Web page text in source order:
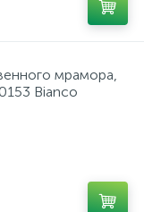
мрамора,
Bianco